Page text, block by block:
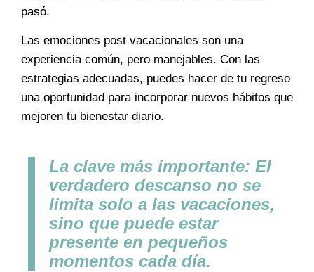
pasó.
Las emociones post vacacionales son una
experiencia común, pero manejables. Con las
estrategias adecuadas, puedes hacer de tu regreso
una oportunidad para incorporar nuevos hábitos que
mejoren tu bienestar diario.
La clave más importante: El
verdadero descanso no se
limita solo a las vacaciones,
sino que puede estar
presente en pequeños
momentos cada día.